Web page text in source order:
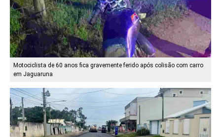
Motociclista de 60 anos fica gravemente ferido após colisão com carro
em Jaguaruna